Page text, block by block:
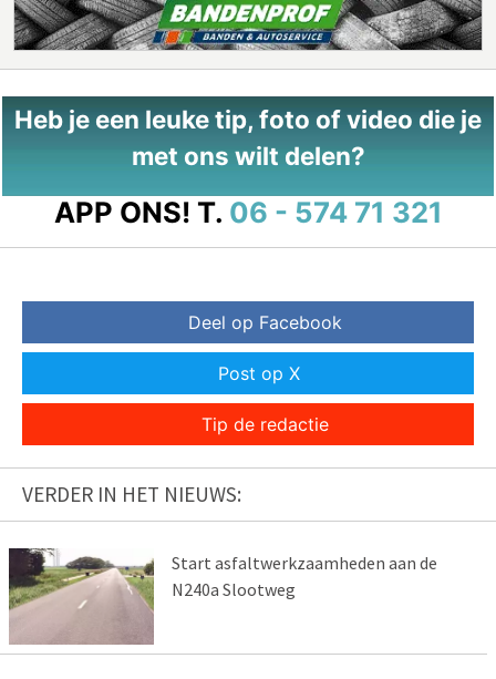
Heb je een leuke tip, foto of video die je
met ons wilt delen?
APP ONS! T. 06 - 574 71 321
Deel op Facebook
Post op X
Tip de redactie
VERDER IN HET NIEUWS:
Start asfaltwerkzaamheden aan de
N240a Slootweg